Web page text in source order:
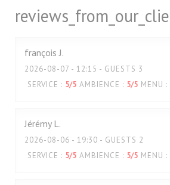
françois J
2026-08-07 - 12:15 - GUESTS 3
SERVICE : 5/5 AMBIENCE : 5/5 MENU :
Jérémy L
2026-08-06 - 19:30 - GUESTS 2
SERVICE : 5/5 AMBIENCE : 5/5 MENU :